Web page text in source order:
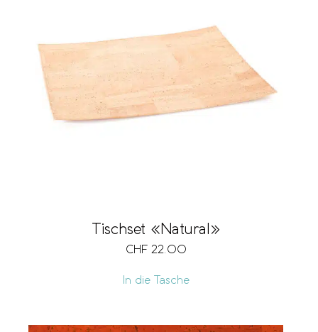
Tischset «Natural»
CHF 22.00
In die Tasche